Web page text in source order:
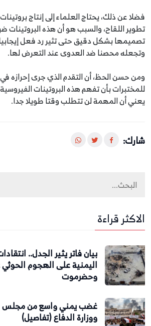
فضلا عن ذلك، يحتاج العلماء إلى إنتاج
تطوير اللقاح، والسبب هو أن هذه البروتينات
تصميمها بشكل دقيق حتى تثير رد فعل
وتجعله محصنا ضد العدوى عند التعرض لها.
ومن حسن الحظ، أن التقدم الذي جرى إحرازه
للمختبرات بأن تفهم هذه البروتينات
يعني أن المهمة لن تتطلب وقتا طويلا جدا.
شارك:
الاكثر قراءة
بيان فاتر يثير الجدل..
اليمنية على الهجوم
وحضرموت
غضب يمني واسع من مجلس
ووزارة الدفاع (تفاصيل)